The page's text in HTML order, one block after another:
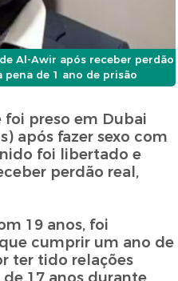
Al-Awir após receber perdão
de 1 ano de prisão
preso em Dubai
após fazer sexo com
foi libertado e
perdão real,
19 anos, foi
cumprir um ano de
ter tido relações